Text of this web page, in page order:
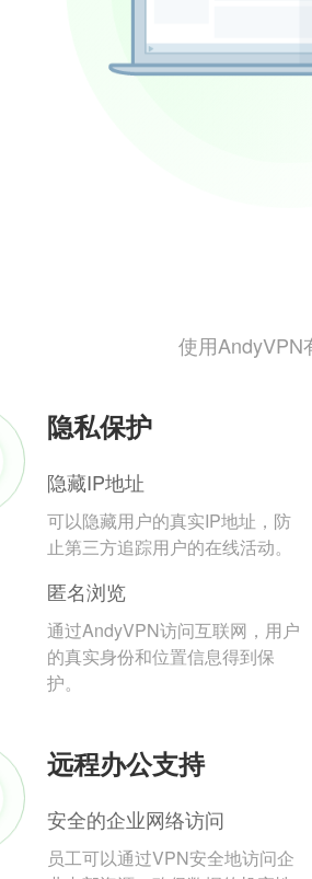
使用AndyVPN
隐私保护
隐藏IP地址
可以隐藏用户的真实IP地址，防
止第三方追踪用户的在线活动。
匿名浏览
通过AndyVPN访问互联网，用户
的真实身份和位置信息得到保
护。
远程办公支持
安全的企业网络访问
员工可以通过VPN安全地访问企